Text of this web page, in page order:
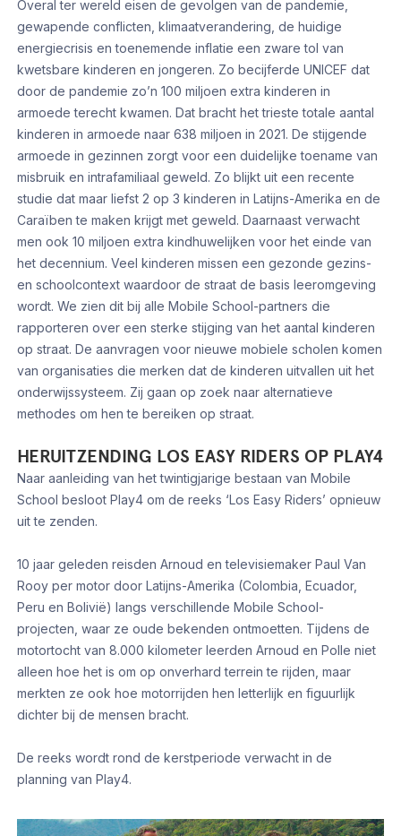
Overal ter wereld eisen de gevolgen van de pandemie,
gewapende conflicten, klimaatverandering, de huidige
energiecrisis en toenemende inflatie een zware tol van
kwetsbare kinderen en jongeren. Zo becijferde UNICEF dat
door de pandemie zo’n 100 miljoen extra kinderen in
armoede terecht kwamen. Dat bracht het trieste totale aantal
kinderen in armoede naar 638 miljoen in 2021. De stijgende
armoede in gezinnen zorgt voor een duidelijke toename van
misbruik en intrafamiliaal geweld. Zo blijkt uit een recente
studie dat maar liefst 2 op 3 kinderen in Latijns-Amerika en de
Caraïben te maken krijgt met geweld. Daarnaast verwacht
men ook 10 miljoen extra kindhuwelijken voor het einde van
het decennium. Veel kinderen missen een gezonde gezins-
en schoolcontext waardoor de straat de basis leeromgeving
wordt. We zien dit bij alle Mobile School-partners die
rapporteren over een sterke stijging van het aantal kinderen
op straat. De aanvragen voor nieuwe mobiele scholen komen
van organisaties die merken dat de kinderen uitvallen uit het
onderwijssysteem. Zij gaan op zoek naar alternatieve
methodes om hen te bereiken op straat.
HERUITZENDING LOS EASY RIDERS OP PLAY4
Naar aanleiding van het twintigjarige bestaan van Mobile
School besloot Play4 om de reeks ‘Los Easy Riders’ opnieuw
uit te zenden.
10 jaar geleden reisden Arnoud en televisiemaker Paul Van
Rooy per motor door Latijns-Amerika (Colombia, Ecuador,
Peru en Bolivië) langs verschillende Mobile School-
projecten, waar ze oude bekenden ontmoetten. Tijdens de
motortocht van 8.000 kilometer leerden Arnoud en Polle niet
alleen hoe het is om op onverhard terrein te rijden, maar
merkten ze ook hoe motorrijden hen letterlijk en figuurlijk
dichter bij de mensen bracht.
De reeks wordt rond de kerstperiode verwacht in de
planning van Play4.